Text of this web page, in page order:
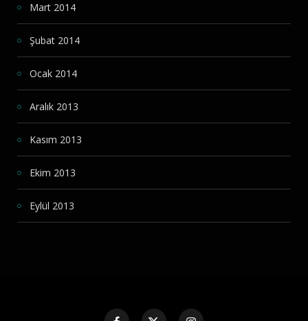
Mart 2014
Şubat 2014
Ocak 2014
Aralık 2013
Kasım 2013
Ekim 2013
Eylül 2013